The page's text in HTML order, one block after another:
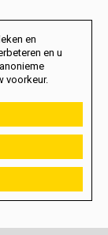
en
en u
voorkeur.